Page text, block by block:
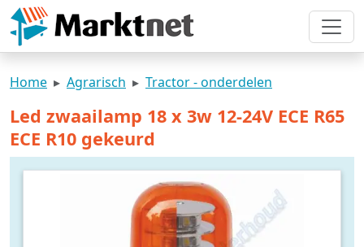
Home Agrarisch Tractor - onderdelen
Led zwaailamp 18 x 3w 12-24V ECE R65
ECE R10 gekeurd